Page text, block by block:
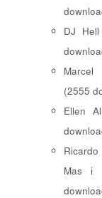
DJ
Marcel
(2555
Ellen
Mas i